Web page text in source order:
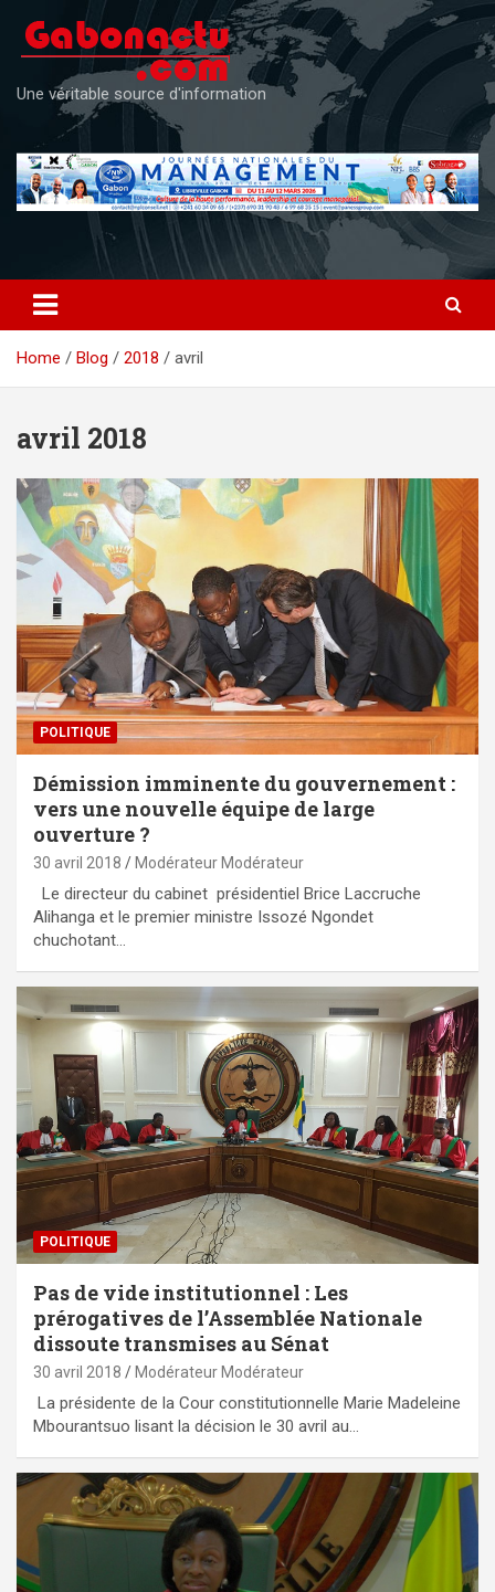
content
Une véritable source d'information
Home Blog 2018 avril
avril 2018
POLITIQUE
Démission imminente du gouvernement :
vers une nouvelle équipe de large
ouverture ?
30 avril 2018 Modérateur Modérateur
Le directeur du cabinet présidentiel Brice Laccruche
Alihanga et le premier ministre Issozé Ngondet
chuchotant…
POLITIQUE
Pas de vide institutionnel : Les
prérogatives de l’Assemblée Nationale
dissoute transmises au Sénat
30 avril 2018 Modérateur Modérateur
La présidente de la Cour constitutionnelle Marie Madeleine
Mbourantsuo lisant la décision le 30 avril au…